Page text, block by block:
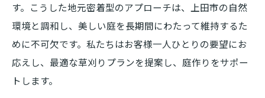
す。こうした地元密着型のアプローチは、上田市の自然
環境と調和し、美しい庭を長期間にわたって維持するた
めに不可欠です。私たちはお客様一人ひとりの要望にお
応えし、最適な草刈りプランを提案し、庭作りをサポー
トします。